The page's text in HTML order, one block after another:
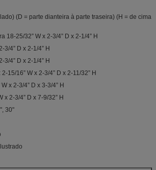
(D = parte dianteira à parte traseira) (H = de cima
18-25/32” W x 2-3/4” D x 2-1/4” H
3/4” D x 2-1/4” H
3/4” D x 2-1/4” H
: 2-15/16” W x 2-3/4” D x 2-11/32” H
W x 2-3/4” D x 3-3/4” H
x 2-3/4” D x 7-9/32” H
30"